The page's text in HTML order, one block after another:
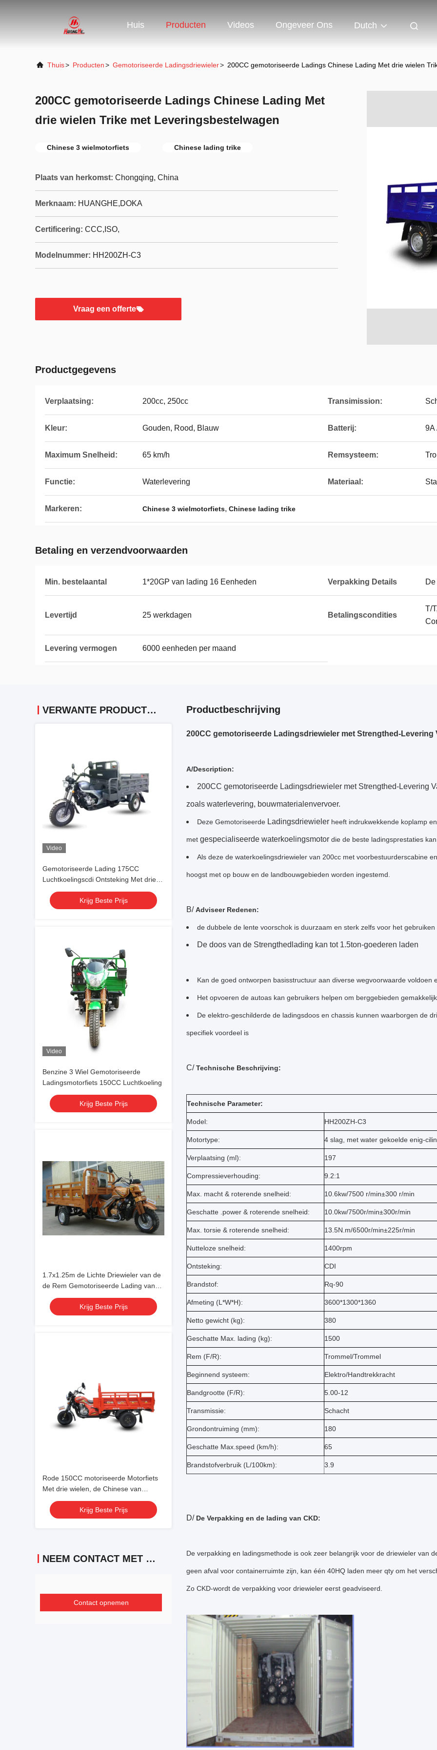
Huis Producten Videos Ongeveer Ons Dutch
Thuis> Producten> Gemotoriseerde Ladingsdriewieler> 200CC gemotoriseerde Ladings Chinese Lading Met drie wielen
200CC gemotoriseerde Ladings Chinese Lading Met
drie wielen Trike met Leveringsbestelwagen
Chinese 3 wielmotorfiets Chinese lading trike
Plaats van herkomst: Chongqing, China
Merknaam: HUANGHE,DOKA
Certificering: CCC,ISO,
Modelnummer: HH200ZH-C3
Vraag een offerte
Productgegevens
Verplaatsing: 200cc, 250cc Transimission:
Kleur: Gouden, Rood, Blauw Batterij: 9A
Maximum Snelheid: 65 km/h Remsysteem:
Functie: Waterlevering Materiaal:
Markeren: Chinese 3 wielmotorfiets, Chinese lading trike
Betaling en verzendvoorwaarden
Min. bestelaantal 1*20GP van lading 16 Eenheden Verpakking Details
Levertijd 25 werkdagen Betalingscondities
T/
Levering vermogen 6000 eenheden per maand
VERWANTE PRODUCTEN
Video
Gemotoriseerde Lading 175CC
Luchtkoelingscdi Ontsteking Met drie
wielen met drie wielen
Krijg Beste Prijs
Video
Benzine 3 Wiel Gemotoriseerde
Ladingsmotorfiets 150CC Luchtkoeling
Krijg Beste Prijs
1.7x1.25m de Lichte Driewieler van de
de Rem Gemotoriseerde Lading van
de Ladertrommel
Krijg Beste Prijs
Rode 150CC motoriseerde Motorfiets
Met drie wielen, de Chinese van
Ladingstrike met Lichte Ladingsdoos
Krijg Beste Prijs
NEEM CONTACT MET ONS OP
Contact opnemen
Productbeschrijving
200CC gemotoriseerde Ladingsdriewieler met Strengthed-Levering
A/Description:
200CC gemotoriseerde Ladingsdriewieler met Strengthed-Levering
zoals waterlevering, bouwmaterialenvervoer.
Deze Gemotoriseerde Ladingsdriewieler heeft indrukwekkende koplamp
met gespecialiseerde waterkoelingsmotor die de beste ladingsprestaties
Als deze de waterkoelingsdriewieler van 200cc met voorbestuurderscabine
hoogst met op bouw en de landbouwgebieden worden ingestemd.
B/Adviseer Redenen:
de dubbele de lente voorschok is duurzaam en sterk zelfs voor het
De doos van de Strengthedlading kan tot 1.5ton-goederen laden
Kan de goed ontworpen basisstructuur aan diverse wegvoorwaarde voldoen
Het opvoeren de autoas kan gebruikers helpen om berggebieden
De elektro-geschilderde de ladingsdoos en chassis kunnen waarborgen de
specifiek voordeel is
C/Technische Beschrijving:
Technische Parameter:
Model: HH200ZH-C3
Motortype: 4 slag, met water gekoelde enig-
Verplaatsing (ml): 197
Compressieverhouding: 9.2:1
Max. macht & roterende snelheid: 10.6kw/7500 r/min±300 r/min
Geschatte .power & roterende snelheid: 10.0kw/7500r/min±300r/min
Max. torsie & roterende snelheid: 13.5N.m/6500r/min±225r/min
Nutteloze snelheid: 1400rpm
Ontsteking: CDI
Brandstof: Rq-90
Afmeting (L*W*H): 3600*1300*1360
Netto gewicht (kg): 380
Geschatte Max. lading (kg): 1500
Rem (F/R): Trommel/Trommel
Beginnend systeem: Elektro/Handtrekkracht
Bandgrootte (F/R): 5.00-12
Transmissie: Schacht
Grondontruiming (mm): 180
Geschatte Max.speed (km/h): 65
Brandstofverbruik (L/100km): 3.9
D/ De Verpakking en de lading van CKD:
De verpakking en ladingsmethode is ook zeer belangrijk voor de driewieler van
geen afval voor containerruimte zijn, kan één 40HQ laden meer qty om het
Zo CKD-wordt de verpakking voor driewieler eerst geadviseerd.